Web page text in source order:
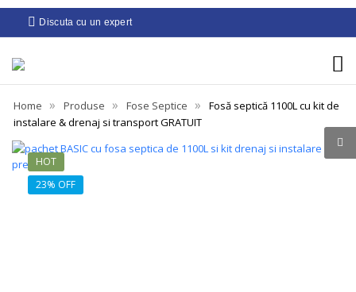
Discuta cu un expert
Home » Produse » Fose Septice »
Fosă septică 1100L cu kit de
instalare & drenaj si transport GRATUIT
HOT
23% OFF